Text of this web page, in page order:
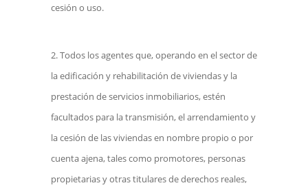
cesión o uso.
Todos los agentes que, operando en el sector de
la edificación y rehabilitación de viviendas y la
prestación de servicios inmobiliarios, estén
facultados para la transmisión, el arrendamiento y
la cesión de las viviendas en nombre propio o por
cuenta ajena, tales como promotores, personas
propietarias y otras titulares de derechos reales,